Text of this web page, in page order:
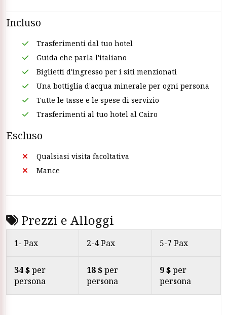
Incluso
Trasferimenti dal tuo hotel
Guida che parla l'italiano
Biglietti d'ingresso per i siti menzionati
Una bottiglia d'acqua minerale per ogni persona
Tutte le tasse e le spese di servizio
Trasferimenti al tuo hotel al Cairo
Escluso
Qualsiasi visita facoltativa
Mance
Prezzi e Alloggi
1- Pax 2-4 Pax 5-7 Pax
34 $per
persona
18 $per
persona
9 $per
persona